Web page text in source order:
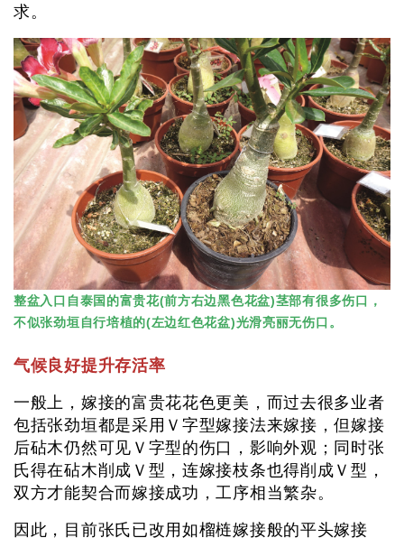
求。
整盆入口自泰国的富贵花(前方右边黑色花盆)茎部有很多伤口，
不似张劲垣自行培植的(左边红色花盆)光滑亮丽无伤口。
气候良好提升存活率
一般上，嫁接的富贵花花色更美，而过去很多业者
包括张劲垣都是采用Ｖ字型嫁接法来嫁接，但嫁接
后砧木仍然可见Ｖ字型的伤口，影响外观；同时张
氏得在砧木削成Ｖ型，连嫁接枝条也得削成Ｖ型，
双方才能契合而嫁接成功，工序相当繁杂。
因此，目前张氏已改用如榴梿嫁接般的平头嫁接